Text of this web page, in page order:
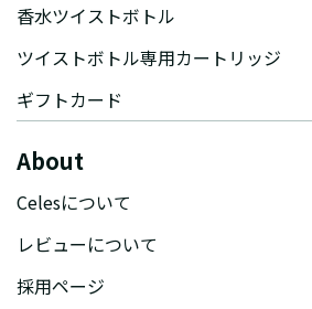
香水ツイストボトル
ツイストボトル専用カートリッジ
ギフトカード
About
Celesについて
レビューについて
採用ページ